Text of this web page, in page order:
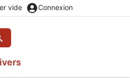
vide account_circleConnexion